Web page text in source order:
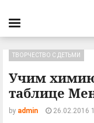
Учим
таблице
ТВОРЧЕСТВО С ДЕТЬМИ
by admin 26.02.2016